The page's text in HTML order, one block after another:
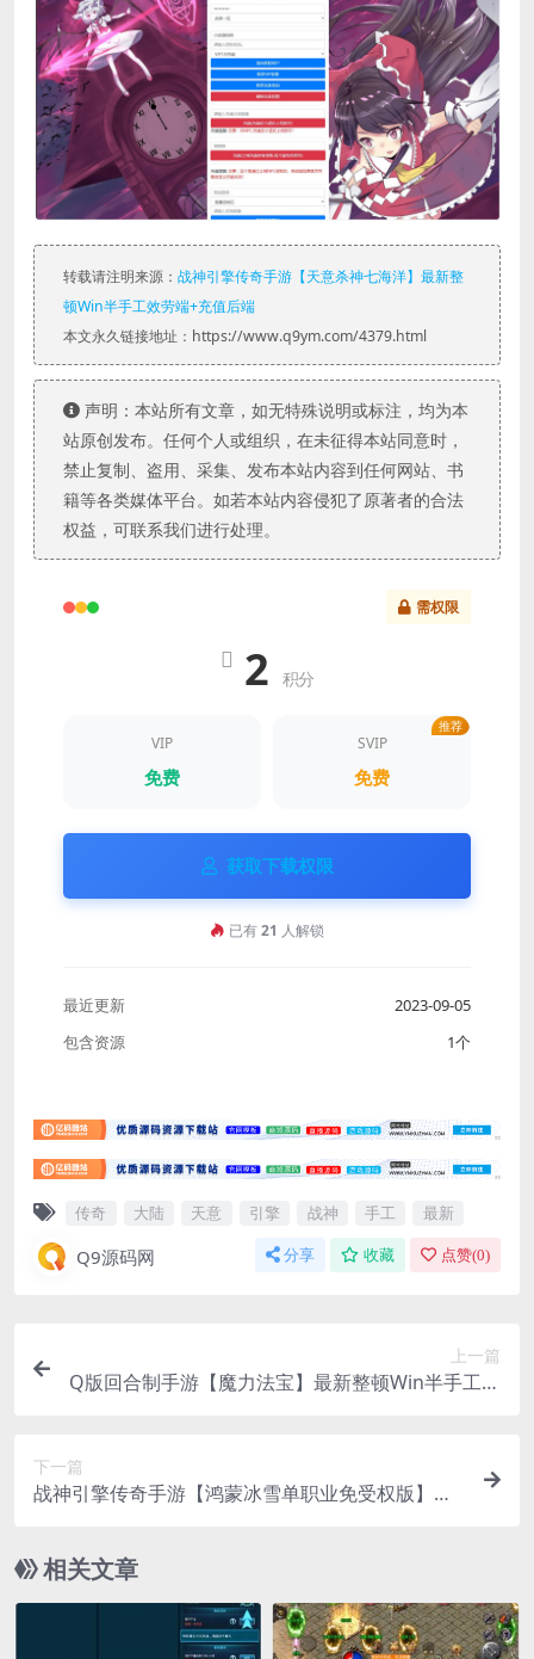
转载请注明来源： 战神引擎传奇手游【天意杀神七海洋】最新整
顿Win半手工效劳端+充值后端
本文永久链接地址：https://www.q9ym.com/4379.html
声明：本站所有文章，如无特殊说明或标注，均为本
站原创发布。任何个人或组织，在未征得本站同意时，
禁止复制、盗用、采集、发布本站内容到任何网站、书
籍等各类媒体平台。如若本站内容侵犯了原著者的合法
权益，可联系我们进行处理。
需权限
2 积分
VIP
免费
推荐
SVIP
免费
获取下载权限
已有21 人解锁
最近更新
2023-09-05
包含资源
1个
传奇 大陆 天意 引擎 战神 手工 最新
Q9源码网 分享 收藏 点赞(0)
上一篇
Q版回合制手游【魔力法宝】最新整顿Win半手工效
下一篇
战神引擎传奇手游【鸿蒙冰雪单职业免受权版】最
相关文章